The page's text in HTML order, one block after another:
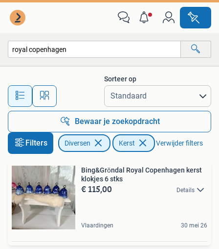
Alle afstanden…
Sorteer op
Bewaar je zoekopdracht
Filters Diversen Kerst Verwijder filters
Bing&Grǒndal Royal Copenhagen kerst
klokjes 6 stks
€ 115,00 Details
Vlaardingen 30 mei 26